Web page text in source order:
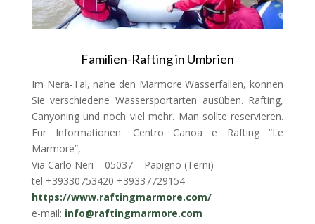
Familien-Rafting in Umbrien
Im Nera-Tal, nahe den Marmore Wasserfällen, können
Sie verschiedene Wassersportarten ausüben. Rafting,
Canyoning und noch viel mehr. Man sollte reservieren.
Für Informationen: Centro Canoa e Rafting “Le
Marmore”,
Via Carlo Neri – 05037 – Papigno (Terni)
tel +39330753420 +39337729154
https://www.raftingmarmore.com/
e-mail: info@raftingmarmore.com